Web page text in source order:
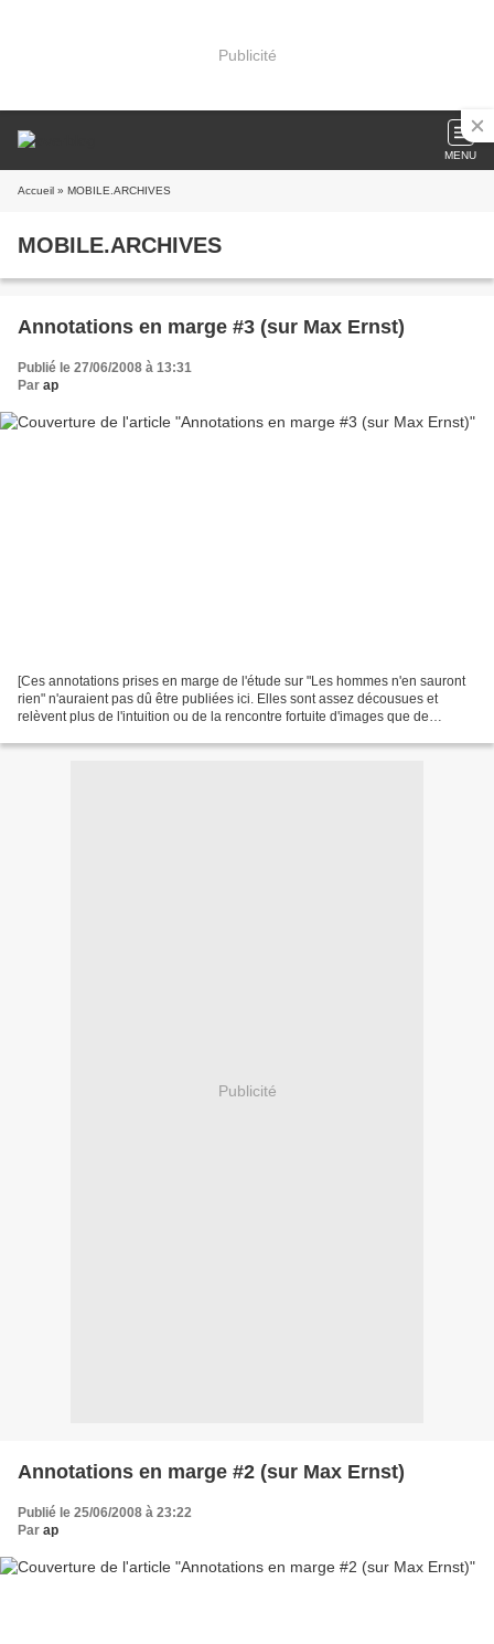
Publicité
MENU
Accueil » MOBILE.ARCHIVES
MOBILE.ARCHIVES
Annotations en marge #3 (sur Max Ernst)
Publié le 27/06/2008 à 13:31
Par ap
[Ces annotations prises en marge de l'étude sur "Les hommes n'en sauront
rien" n'auraient pas dû être publiées ici. Elles sont assez décousues et
relèvent plus de l'intuition ou de la rencontre fortuite d'images que de
Publicité
Annotations en marge #2 (sur Max Ernst)
Publié le 25/06/2008 à 23:22
Par ap